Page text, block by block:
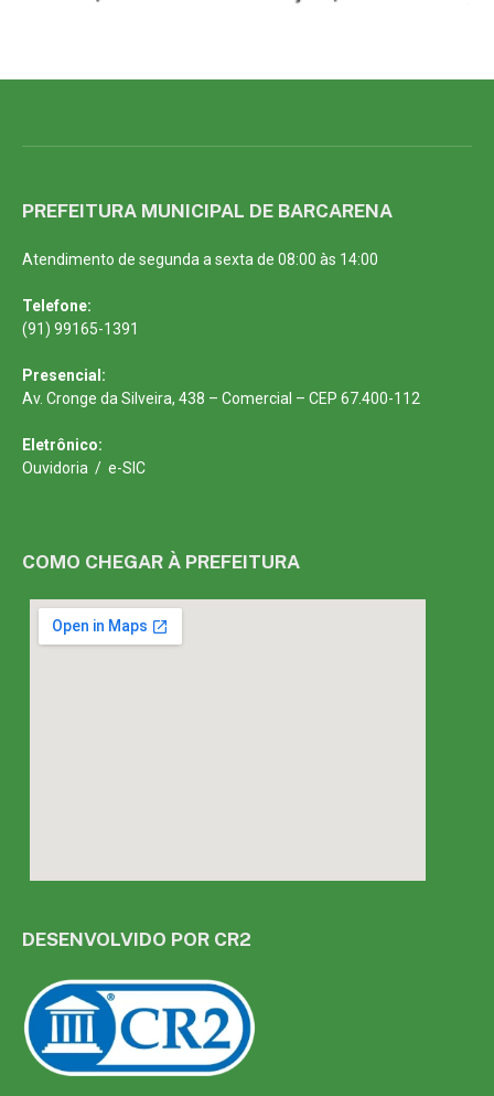
PREFEITURA MUNICIPAL DE BARCARENA
Atendimento de segunda a sexta de 08:00 às 14:00
Telefone:
(91) 99165-1391
Presencial:
Av. Cronge da Silveira, 438 – Comercial – CEP 67.400-112
Eletrônico:
Ouvidoria / e-SIC
COMO CHEGAR À PREFEITURA
DESENVOLVIDO POR CR2